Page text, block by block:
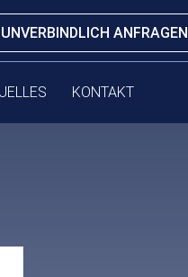
UNVERBINDLICH ANFRAGEN
KONTAKT